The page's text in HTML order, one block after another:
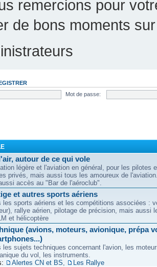
remercions pour
de bons moments
Mot de passe:
autour de ce qui vole
légère et l'aviation en général, pour les pilotes
privés, mais aussi tous les amoureux de
accès au "Bar de l'aéroclub".
et autres sports aériens
les sports aériens et les compétitions associées :
rallye aérien, pilotage de précision, mais aussi
et hélicoptère
(avions, moteurs, avionique, prépa
les sujets techniques concernant l'avion, les
du vol, les instruments.
Alertes CN et BS Les Rallye